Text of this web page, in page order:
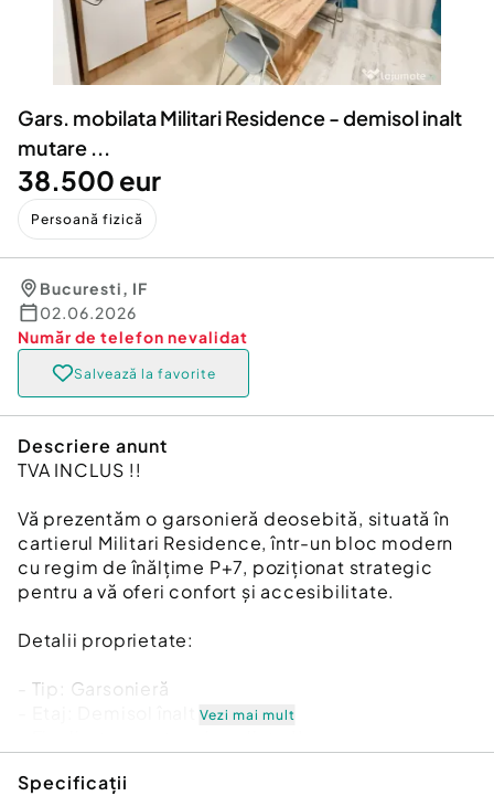
Servicii
Animale de companie
Afaceri și echipamente profesionale
Inchiriere Bunuri si Vehicule
Utilaje agricole si industriale
Piese auto si accesorii
Dacia Duster
Gars. mobilata Militari Residence - demisol inalt
mutare ...
38.500 eur
Persoană fizică
Bucuresti, IF
02.06.2026
Număr de telefon nevalidat
Salvează la favorite
Descriere anunt
TVA INCLUS !!
Vă prezentăm o garsonieră deosebită, situată în
cartierul Militari Residence, într-un bloc modern
cu regim de înălțime P+7, poziționat strategic
pentru a vă oferi confort și accesibilitate.
Detalii proprietate:
- Tip: Garsonieră
Vezi mai mult
Specificații